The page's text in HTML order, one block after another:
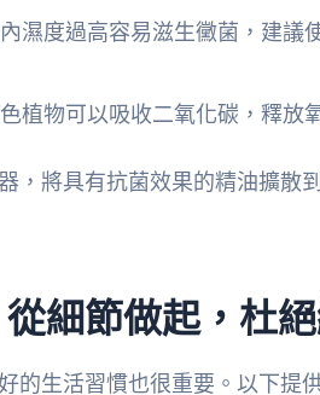
濕度過高容易滋生黴菌，建議
植物可以吸收二氧化碳，釋放
，將具有抗菌效果的精油擴散
細節做起，杜
的生活習慣也很重要。以下提